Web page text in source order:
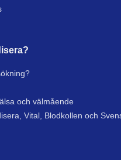
och välmående
Vital, Blodkollen och